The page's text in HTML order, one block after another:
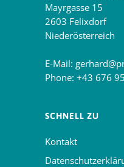
Mayrgasse 15
2603 Felixdorf
Niederösterreich
E-Mail:
Phone: +43 676
SCHNELL ZU
Kontakt